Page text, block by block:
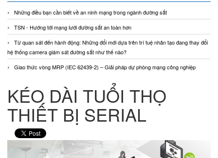
Những điều bạn cần biết về an ninh mạng trong ngành đường sắt
TSN - Hướng tới mạng lưới đường sắt an toàn hơn
Từ quan sát đến hành động: Những đổi mới dựa trên trí tuệ nhân tạo đang thay đổi
hệ thống camera giám sát đường sắt như thế nào?
Giao thức vòng MRP (IEC 62439-2) – Giải pháp dự phòng mạng công nghiệp
KÉO DÀI TUỔI THỌ
THIẾT BỊ SERIAL